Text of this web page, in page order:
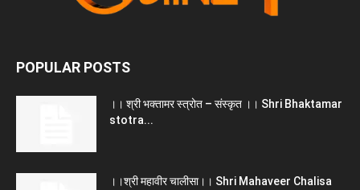
POPULAR POSTS
।। श्री भक्तामर स्त्रोत – संस्कृत ।। Shri Bhaktamar
stotra...
।।श्री महावीर चालीसा।। Shri Mahaveer Chalisa